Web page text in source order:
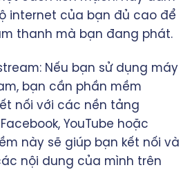
internet của bạn đủ cao để
thanh mà bạn đang phát.
Nếu bạn sử dụng máy
bạn cần phần mềm
nối với các nền tảng
YouTube hoặc
này sẽ giúp bạn kết nối và
nội dung của mình trên